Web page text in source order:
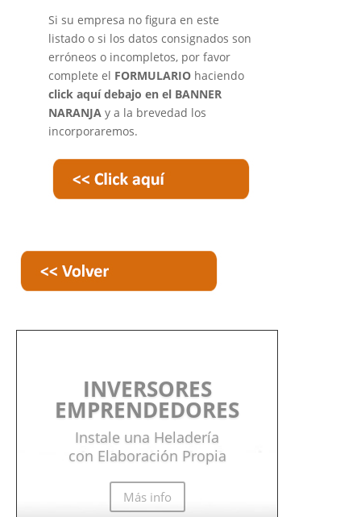
Si su empresa no figura en este
listado o si los datos consignados son
erróneos o incompletos, por favor
complete el FORMULARIO haciendo
click aquí debajo en el BANNER
NARANJA y a la brevedad los
incorporaremos.
INVERSORES
EMPRENDEDORES
con Elaboración Propia
Más info